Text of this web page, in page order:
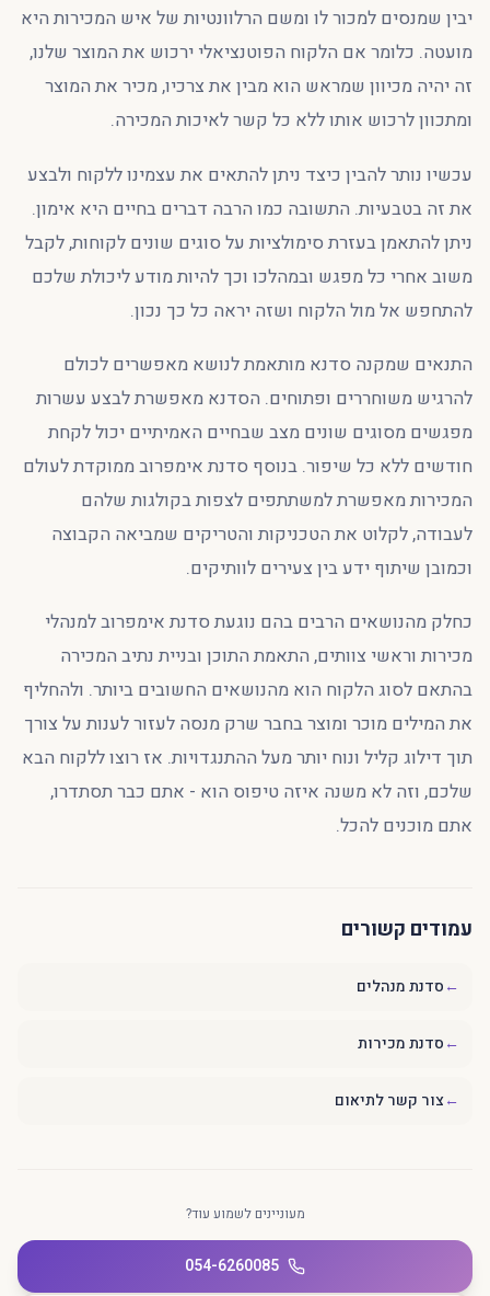
יבין שמנסים למכור לו ומשם הרלוונטיות של איש המכירות היא
מועטה. כלומר אם הלקוח הפוטנציאלי ירכוש את המוצר שלנו,
זה יהיה מכיוון שמראש הוא מבין את צרכיו, מכיר את המוצר
ומתכוון לרכוש אותו ללא כל קשר לאיכות המכירה.
עכשיו נותר להבין כיצד ניתן להתאים את עצמינו ללקוח ולבצע
את זה בטבעיות. התשובה כמו הרבה דברים בחיים היא אימון.
ניתן להתאמן בעזרת סימולציות על סוגים שונים לקוחות, לקבל
משוב אחרי כל מפגש ובמהלכו וכך להיות מודע ליכולת שלכם
להתחפש אל מול הלקוח ושזה יראה כל כך נכון.
התנאים שמקנה סדנא מותאמת לנושא מאפשרים לכולם
להרגיש משוחררים ופתוחים. הסדנא מאפשרת לבצע עשרות
מפגשים מסוגים שונים מצב שבחיים האמיתיים יכול לקחת
חודשים ללא כל שיפור. בנוסף סדנת אימפרוב ממוקדת לעולם
המכירות מאפשרת למשתתפים לצפות בקולגות שלהם
לעבודה, לקלוט את הטכניקות והטריקים שמביאה הקבוצה
וכמובן שיתוף ידע בין צעירים לוותיקים.
כחלק מהנושאים הרבים בהם נוגעת סדנת אימפרוב למנהלי
מכירות וראשי צוותים, התאמת התוכן ובניית נתיב המכירה
בהתאם לסוג הלקוח הוא מהנושאים החשובים ביותר. ולהחליף
את המילים מוכר ומוצר בחבר שרק מנסה לעזור לענות על צורך
תוך דילוג קליל ונוח יותר מעל ההתנגדויות. אז רוצו ללקוח הבא
שלכם, וזה לא משנה איזה טיפוס הוא - אתם כבר תסתדרו,
אתם מוכנים להכל.
עמודים קשורים
←סדנת מנהלים
←סדנת מכירות
←צור קשר לתיאום
מעוניינים לשמוע עוד?
054-6260085